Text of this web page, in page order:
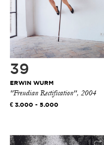
39
ERWIN WURM
"Freudian Rectification", 2004
3.000 - 5.000